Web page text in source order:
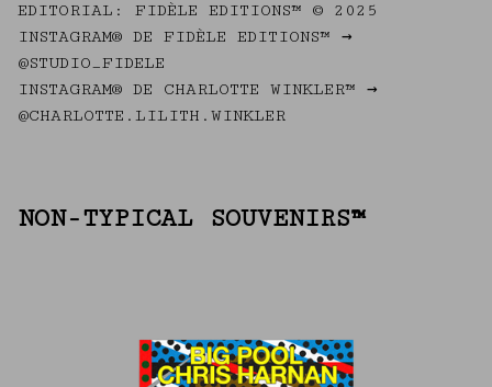
EDITORIAL: FIDÈLE EDITIONS™ © 2025
INSTAGRAM® DE FIDÈLE EDITIONS™ →
@STUDIO_FIDELE
INSTAGRAM® DE CHARLOTTE WINKLER™ →
@CHARLOTTE.LILITH.WINKLER
NON-TYPICAL SOUVENIRS™